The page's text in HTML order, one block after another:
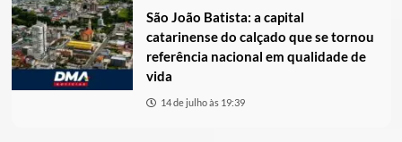
São João Batista: a capital
catarinense do calçado que se tornou
referência nacional em qualidade de
vida
14 de julho às 19:39